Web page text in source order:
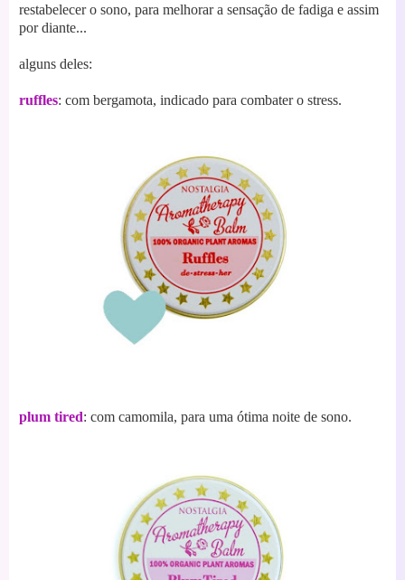
restabelecer o sono, para melhorar a sensação de fadiga e assim
por diante...
alguns deles:
ruffles: com bergamota, indicado para combater o stress.
plum tired: com camomila, para uma ótima noite de sono.